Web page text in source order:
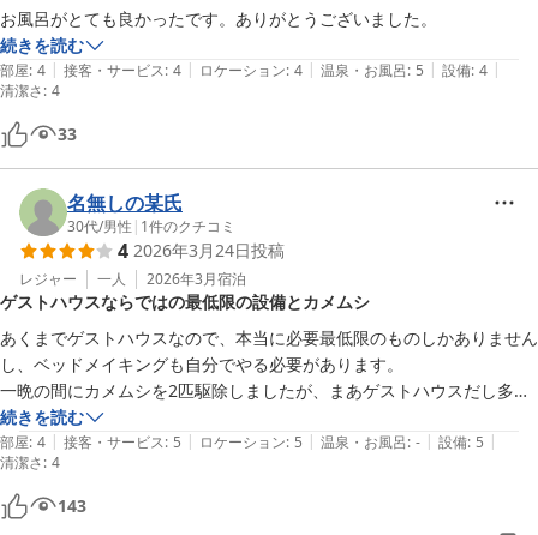
ビは設置しておりません。最近ではシゲコ☆デラックス様のよう
に、タブレットやスマートフォンでお好きなコンテンツを楽しまれ
る方も多く、テレビがないことに翌朝まで気づかなかったという方
もいらっしゃるかもしれませんね！
これからも心地よくお過ごしいただける空間づくりを心がけてまい
ります。
またのお越しをスタッフ一同、心よりお待ちしております。
柳澤
Ｓｍｏｏｔｈ＆Ｌｉｖｉｎｇ
お風呂がとても良かったです。ありがとうございました。
続きを読む
部屋: 4 | 接客・サービス: 4 | ロケーション: 4 | 温泉・お風呂: 5 | 設備: 4 |
清潔さ: 4
33
名無しの某氏
30代/男性 | 1件のクチコミ
4 2026年3月24日投稿
レジャー 一人 2026年3月宿泊
ゲストハウスならではの最低限の設備とカメムシ
あくまでゲストハウスなので、本当に必要最低限のものしかありません
し、ベッドメイキングも自分でやる必要があります。
一晩の間にカメムシを2匹駆除しましたが、まあゲストハウスだし多少
は仕方なしという感じです。ドアも窓も閉め切っていたのにどこから侵
入したのやら(笑)
温泉は上松やの大浴場を利用したので無評価。もちろん温泉は素晴らし
かったです。
続きを読む
部屋: 4 | 接客・サービス: 5 | ロケーション: 5 | 温泉・お風呂: - | 設備: 5 |
清潔さ: 4
143